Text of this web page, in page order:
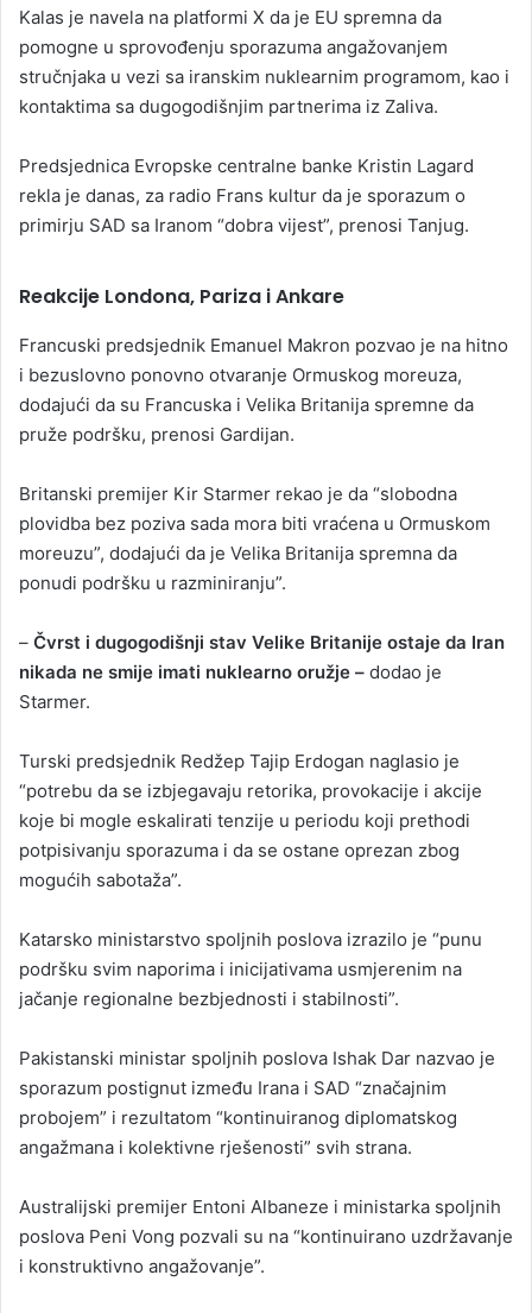
Kalas je navela na platformi X da je EU spremna da
pomogne u sprovođenju sporazuma angažovanjem
stručnjaka u vezi sa iranskim nuklearnim programom, kao i
kontaktima sa dugogodišnjim partnerima iz Zaliva.
Predsjednica Evropske centralne banke Kristin Lagard
rekla je danas, za radio Frans kultur da je sporazum o
primirju SAD sa Iranom “dobra vijest”, prenosi Tanjug.
Reakcije Londona, Pariza i Ankare
Francuski predsjednik Emanuel Makron pozvao je na hitno
i bezuslovno ponovno otvaranje Ormuskog moreuza,
dodajući da su Francuska i Velika Britanija spremne da
pruže podršku, prenosi Gardijan.
Britanski premijer Kir Starmer rekao je da “slobodna
plovidba bez poziva sada mora biti vraćena u Ormuskom
moreuzu”, dodajući da je Velika Britanija spremna da
ponudi podršku u razminiranju”.
– Čvrst i dugogodišnji stav Velike Britanije ostaje da Iran
nikada ne smije imati nuklearno oružje – dodao je
Starmer.
Turski predsjednik Redžep Tajip Erdogan naglasio je
“potrebu da se izbjegavaju retorika, provokacije i akcije
koje bi mogle eskalirati tenzije u periodu koji prethodi
potpisivanju sporazuma i da se ostane oprezan zbog
mogućih sabotaža”.
Katarsko ministarstvo spoljnih poslova izrazilo je “punu
podršku svim naporima i inicijativama usmjerenim na
jačanje regionalne bezbjednosti i stabilnosti”.
Pakistanski ministar spoljnih poslova Ishak Dar nazvao je
sporazum postignut između Irana i SAD “značajnim
probojem” i rezultatom “kontinuiranog diplomatskog
angažmana i kolektivne rješenosti” svih strana.
Australijski premijer Entoni Albaneze i ministarka spoljnih
poslova Peni Vong pozvali su na “kontinuirano uzdržavanje
i konstruktivno angažovanje”.